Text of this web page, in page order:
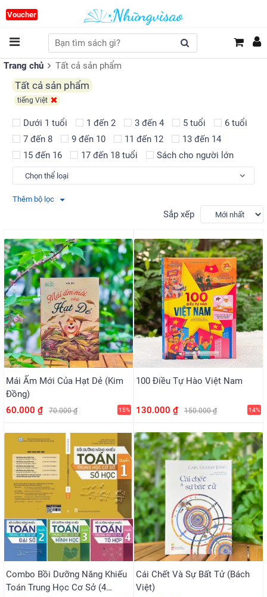
Voucher
Trang chủ Tất cả sản phẩm
Tất cả sản phẩm
tiếng Việt
Dưới 1 tuổi 1 đến 2 3 đến 4 5 tuổi
6 tuổi
7 đến 8
9 đến 10 11 đến 12
13 đến 14
15 đến 16
17 đến 18 tuổi Sách cho người lớn
Thêm bộ lọc
Sắp xếp
Mái Ấm Mới Của Hạt Dẻ (Kim
Đồng)
60.000 ₫
70.000 ₫ 15%
100 Điều Tự Hào Việt Nam
130.000 ₫ 150.000 ₫ 14%
Combo Bồi Dưỡng Năng Khiếu
Toán Trung Học Cơ Sở (4
Cái Chết Và Sự Bất Tử (Bách
Việt)